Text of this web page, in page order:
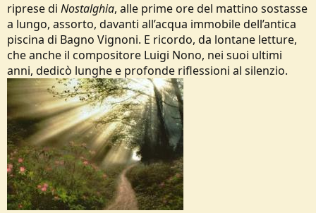
riprese di Nostalghia, alle prime ore del mattino sostasse
a lungo, assorto, davanti all’acqua immobile dell’antica
piscina di Bagno Vignoni. E ricordo, da lontane letture,
che anche il compositore Luigi Nono, nei suoi ultimi
anni, dedicò lunghe e profonde riflessioni al silenzio.